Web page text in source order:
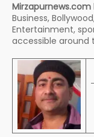
Mirzapurnews.com
Business,
Entertainment,
accessible around